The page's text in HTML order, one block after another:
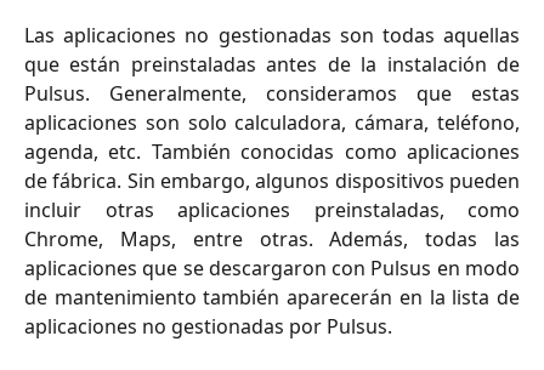
Las aplicaciones no gestionadas son todas aquellas
que están preinstaladas antes de la instalación de
Pulsus. Generalmente, consideramos que estas
aplicaciones son solo calculadora, cámara, teléfono,
agenda, etc. También conocidas como aplicaciones
de fábrica. Sin embargo, algunos dispositivos pueden
incluir otras aplicaciones preinstaladas, como
Chrome, Maps, entre otras. Además, todas las
aplicaciones que se descargaron con Pulsus en modo
de mantenimiento también aparecerán en la lista de
aplicaciones no gestionadas por Pulsus.